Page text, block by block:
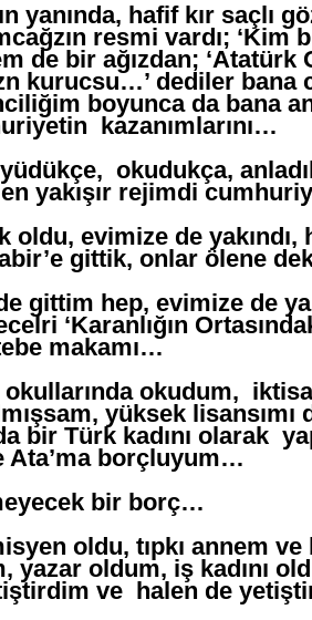
yanında, hafif kır saçlı
resmi vardı; ‘Kim
de bir ağızdan; ‘Atatürk
kurucsu…’ dediler bana
boyunca da bana
kazanımlarını…
okudukça,
yakışır rejimdi
oldu, evimize de
gittik, onlar ölene
gittim hep, evimize de
‘Karanlığın
makamı…
okullarında okudum,
yüksek lisansımı
bir Türk kadını olarak
Ata’ma borçluyum…
bir borç…
oldu, tıpkı annem
yazar oldum, iş kadını
ve halen de